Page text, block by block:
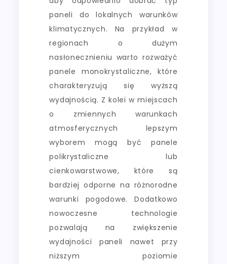
paneli do lokalnych warunków
klimatycznych. Na przykład w
regionach o dużym
nasłonecznieniu warto rozważyć
panele monokrystaliczne, które
charakteryzują się wyższą
wydajnością. Z kolei w miejscach
o zmiennych warunkach
atmosferycznych lepszym
wyborem mogą być panele
polikrystaliczne lub
cienkowarstwowe, które są
bardziej odporne na różnorodne
warunki pogodowe. Dodatkowo
nowoczesne technologie
pozwalają na zwiększenie
wydajności paneli nawet przy
niższym poziomie